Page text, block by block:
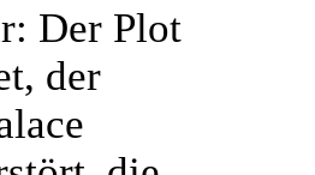
Der Plot
der